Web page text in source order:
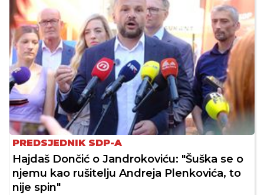
PREDSJEDNIK SDP-A
Hajdaš Dončić o Jandrokoviću: "Šuška se o
njemu kao rušitelju Andreja Plenkovića, to
nije spin"